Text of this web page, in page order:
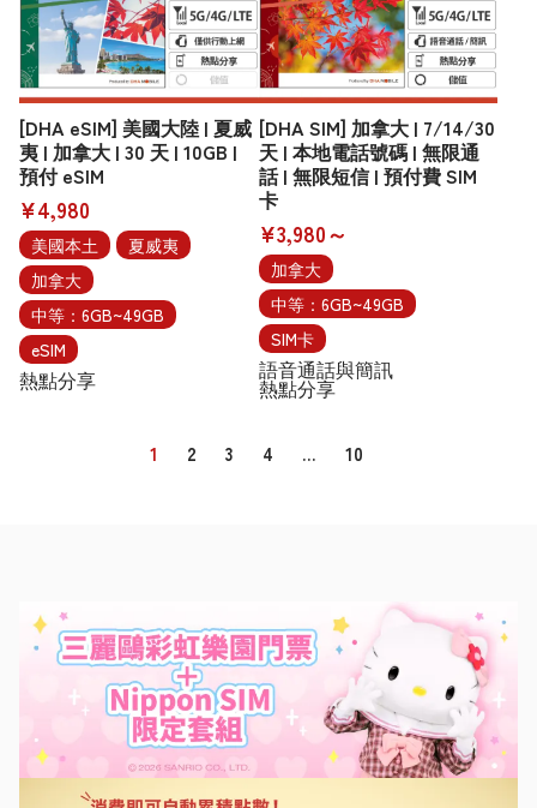
[DHA eSIM] 美國大陸 | 夏威
夷 | 加拿大 | 30 天 | 10GB |
預付 eSIM
¥4,980
美國本土
夏威夷
加拿大
中等：6GB~49GB
eSIM
熱點分享
[DHA SIM] 加拿大 | 7/14/30
天 | 本地電話號碼 | 無限通
話 | 無限短信 | 預付費 SIM
卡
¥3,980～
加拿大
中等：6GB~49GB
SIM卡
語音通話與簡訊
熱點分享
1 2 3 4 … 10